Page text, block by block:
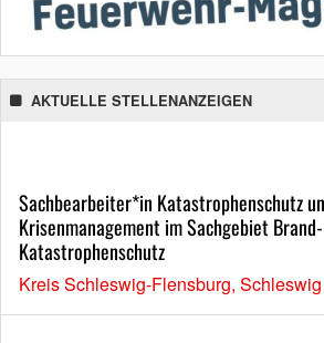
AKTUELLE STELLENANZEIGEN
Sachbearbeiter*in Katastrophenschutz
Krisenmanagement im Sachgebiet
Katastrophenschutz
Kreis Schleswig-Flensburg, Schleswig